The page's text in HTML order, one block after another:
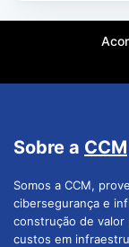
Sobre a CCM
Somos a CCM,
cibersegurança e
construção de valor
custos em